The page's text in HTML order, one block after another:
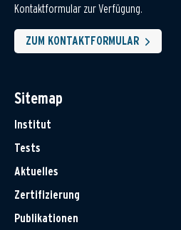
Kontaktformular zur Verfügung.
ZUM KONTAKTFORMULAR
Sitemap
Institut
Tests
Aktuelles
Zertifizierung
Publikationen